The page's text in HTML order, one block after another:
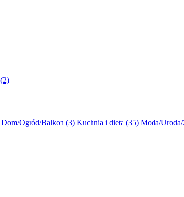
(2)
Dom/Ogród/Balkon (3) Kuchnia i dieta (35) Moda/